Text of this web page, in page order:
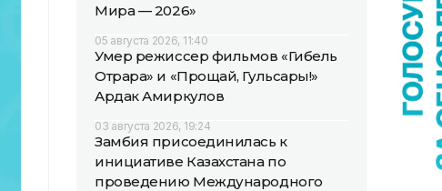
Мира — 2026»
05 августа 2026, 11:40
Умер режиссер фильмов «Гибель
Отрара» и «Прощай, Гульсары!»
Ардак Амиркулов
03 августа 2026, 19:24
Замбия присоединилась к
инициативе Казахстана по
проведению Международного